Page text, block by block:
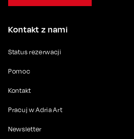
Kontakt z nami
Status rezerwacji
Pomoc
Kontakt
Pracuj w Adria Art
Newsletter